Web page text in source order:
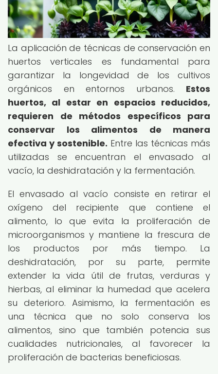
La aplicación de técnicas de conservación en
huertos verticales es fundamental para
garantizar la longevidad de los cultivos
orgánicos en entornos urbanos. Estos
huertos, al estar en espacios reducidos,
requieren de métodos específicos para
conservar los alimentos de manera
efectiva y sostenible. Entre las técnicas más
utilizadas se encuentran el envasado al
vacío, la deshidratación y la fermentación.
El envasado al vacío consiste en retirar el
oxígeno del recipiente que contiene el
alimento, lo que evita la proliferación de
microorganismos y mantiene la frescura de
los productos por más tiempo. La
deshidratación, por su parte, permite
extender la vida útil de frutas, verduras y
hierbas, al eliminar la humedad que acelera
su deterioro. Asimismo, la fermentación es
una técnica que no solo conserva los
alimentos, sino que también potencia sus
cualidades nutricionales, al favorecer la
proliferación de bacterias beneficiosas.